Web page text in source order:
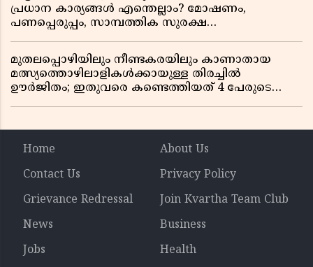
പ്രധാന കാര്യങ്ങൾ എന്തെല്ലാം? മോഷണം,
പണപ്പെരുപ്പം, സാമ്പത്തിക സുരക്ഷ
മുതലപ്പൊഴിയിലും നീണ്ടകരയിലും കാണാതായ
മത്സ്യത്തൊഴിലാളികൾക്കായുള്ള തിരച്ചിൽ
ഊർജിതം; ഇതുവരെ കണ്ടെത്തിയത് 4 പേരുടെ
Home
About Us
Contact Us
Privacy Policy
Grievance Redressal
Join Kvartha Team Club
News
Business
Jobs
Health